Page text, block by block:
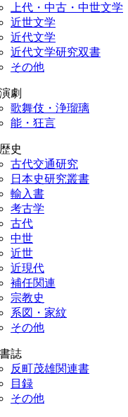
上代・中古・中世文学
近世文学
近代文学
近代文学研究双書
その他
劇
歌舞伎・浄瑠璃
能・狂言
史
古代交通研究
日本史研究叢書
輸入書
考古学
古代
中世
近世
近現代
補任関連
宗教史
系図・家紋
その他
誌
反町茂雄関連書
目録
その他